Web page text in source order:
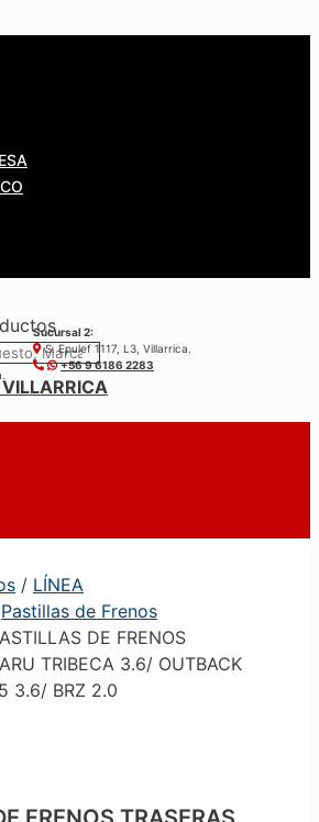
Sucursal 2:
S. Epulef 1117, L3, Villarrica.
+56 9 6186 2283
/ LÍNEA
Pastillas de Frenos
DE FRENOS
TRIBECA 3.6/ OUTBACK
3.6/ BRZ 2.0